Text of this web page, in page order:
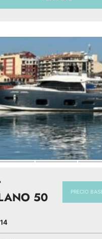
PRECIO
50